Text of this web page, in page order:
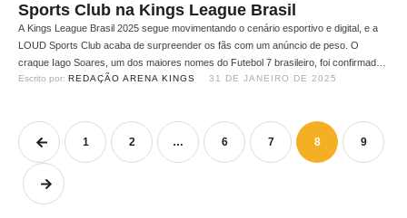
Sports Club na Kings League Brasil
A Kings League Brasil 2025 segue movimentando o cenário esportivo e digital, e a
LOUD Sports Club acaba de surpreender os fãs com um anúncio de peso. O
craque Iago Soares, um dos maiores nomes do Futebol 7 brasileiro, foi confirmado
como wildcard da equipe, elevando ainda mais o nível técnico do elenco. A chegada
Escrito por: REDAÇÃO ARENA KINGS 31 DE JANEIRO DE 2025
1 2 … 6 7 8 9